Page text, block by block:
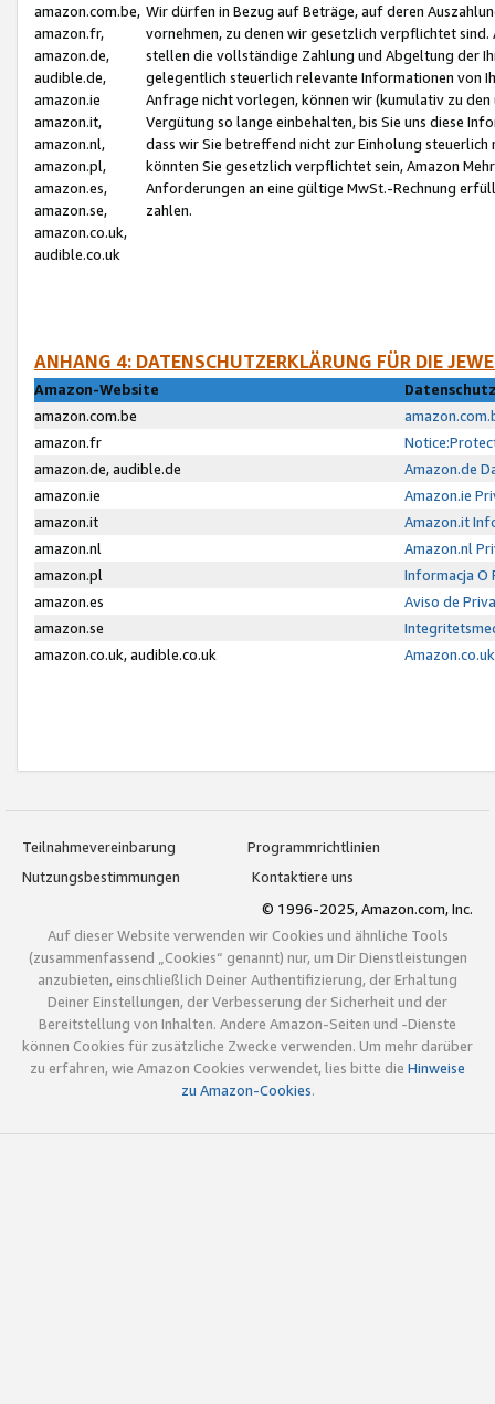
amazon.com.be,
amazon.fr,
amazon.de,
audible.de,
amazon.ie
amazon.it,
amazon.nl,
amazon.pl,
amazon.es,
amazon.se,
amazon.co.uk,
audible.co.uk
Wir dürfen in Bezug auf Beträge, auf deren
vornehmen, zu denen wir gesetzlich verpflichtet
stellen die vollständige Zahlung und Abgeltung der
gelegentlich steuerlich relevante Informationen von
Anfrage nicht vorlegen, können wir (kumulativ zu
Vergütung so lange einbehalten, bis Sie uns diese
dass wir Sie betreffend nicht zur Einholung
könnten Sie gesetzlich verpflichtet sein, Amazon
Anforderungen an eine gültige MwSt.-Rechnung
zahlen.
ANHANG 4: DATENSCHUTZERKLÄRUNG FÜR DIE
Amazon-Website
amazon.com.be
amazon.fr
amazon.de, audible.de
Amazon.de
amazon.ie
Amazon.ie
amazon.it
Amazon.it
amazon.nl
Amazon.nl
amazon.pl
Informacja O
amazon.es
Aviso de
amazon.se
amazon.co.uk, audible.co.uk
Teilnahmevereinbarung
Programmrichtlinien
Nutzungsbestimmungen
Kontaktiere uns
© 1996-2025, Amazon.com, Inc.
Auf dieser Website verwenden wir Cookies und ähnliche Tools
(zusammenfassend „Cookies“ genannt) nur, um Dir Dienstleistungen
anzubieten, einschließlich Deiner Authentifizierung, der Erhaltung
Deiner Einstellungen, der Verbesserung der Sicherheit und der
Bereitstellung von Inhalten. Andere Amazon-Seiten und -Dienste
können Cookies für zusätzliche Zwecke verwenden. Um mehr darüber
zu erfahren, wie Amazon Cookies verwendet, lies bitte die Hinweise
zu Amazon-Cookies.